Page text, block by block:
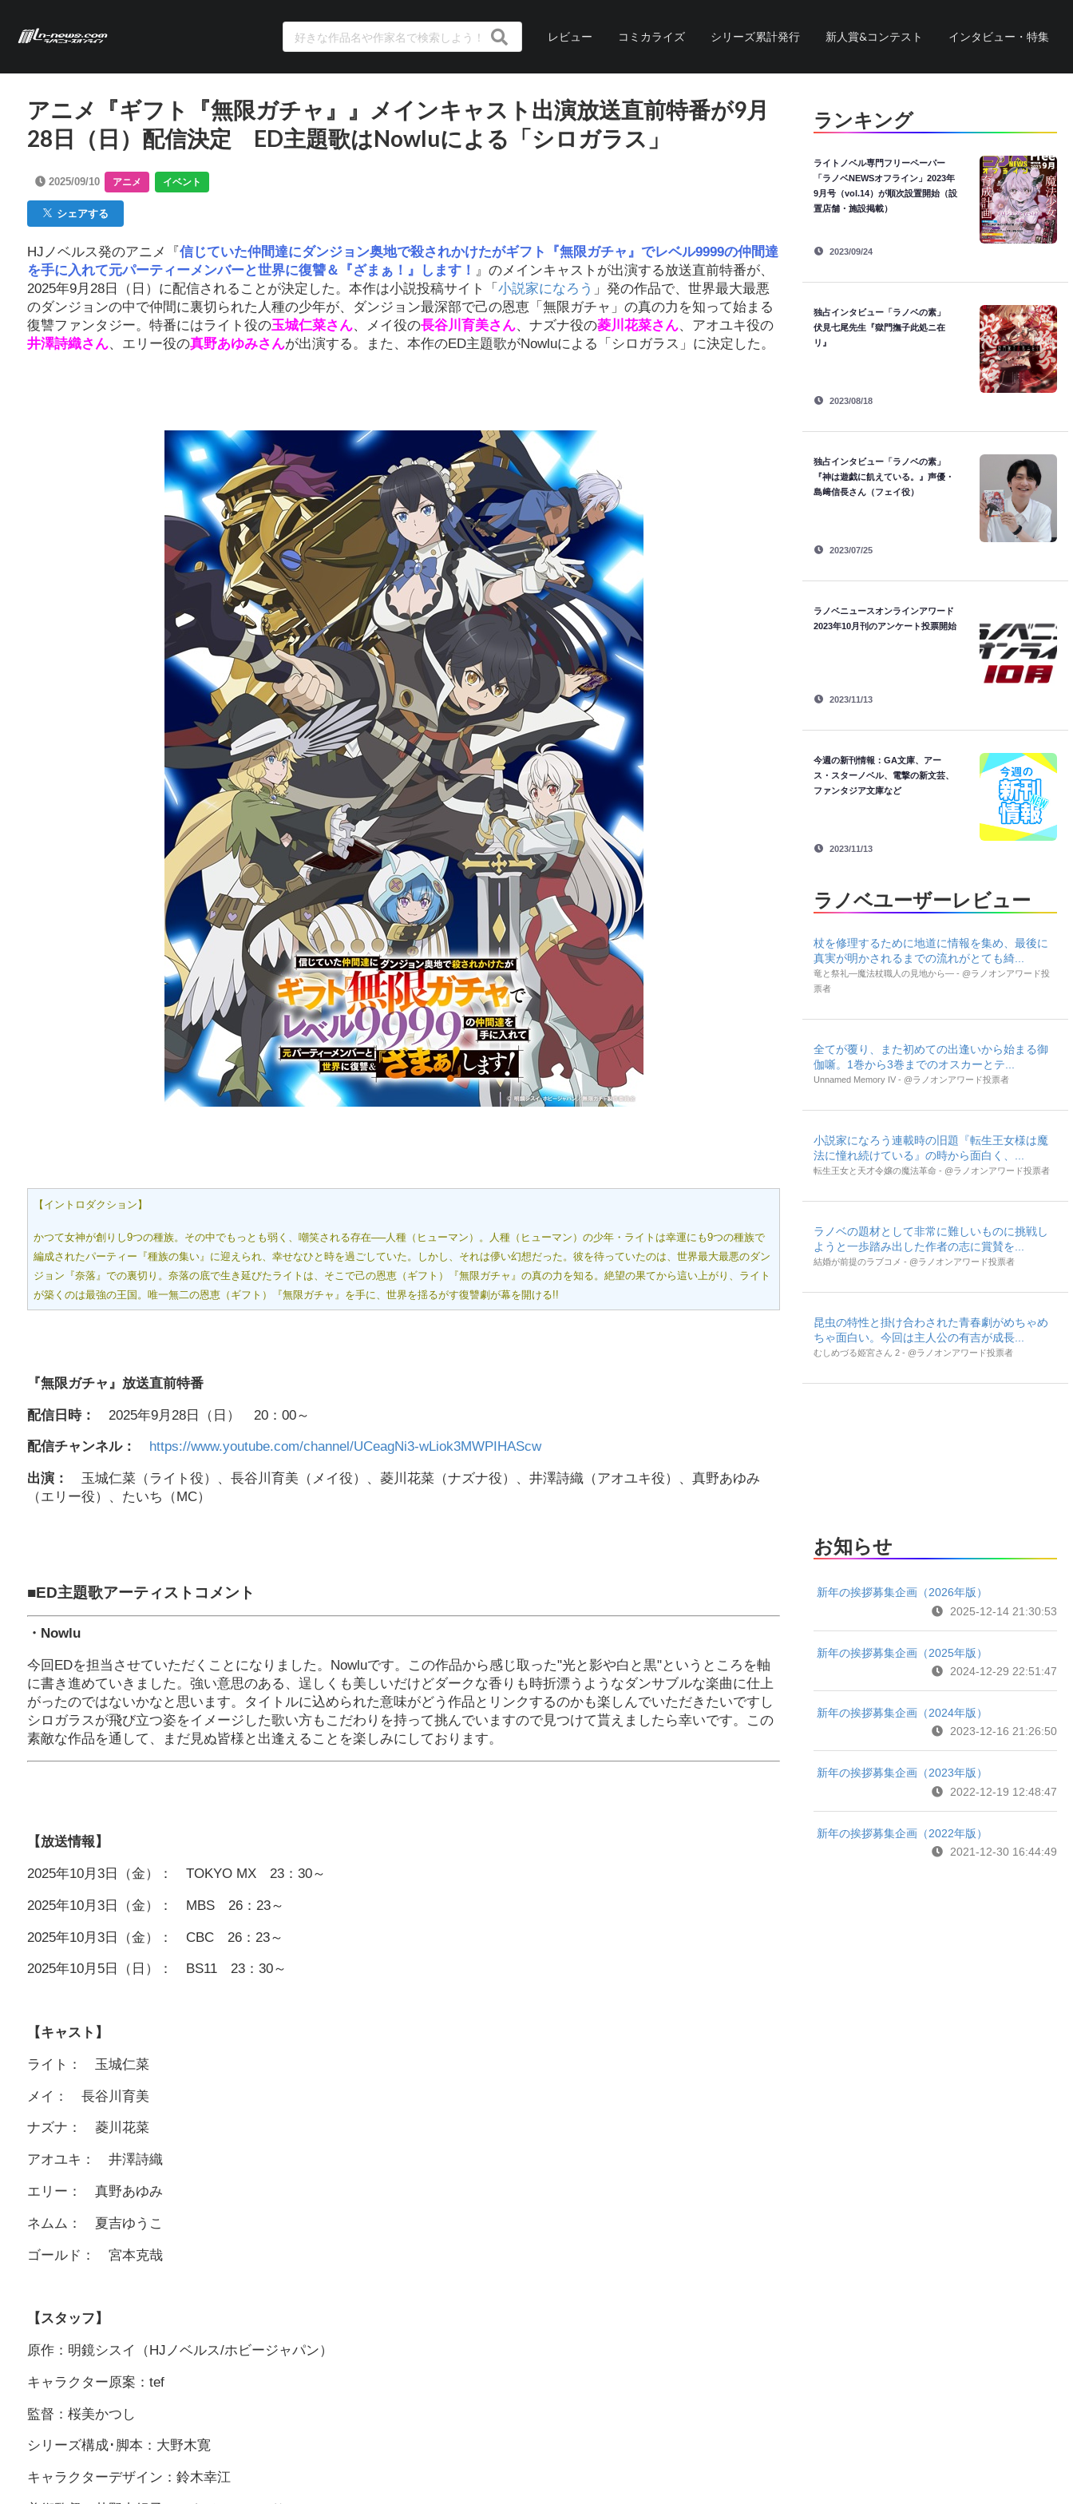
レビュー コミカライズ シリーズ累計発行 新人賞&コンテスト インタビュー・特集
アニメ『ギフト『無限ガチャ』』メインキャスト出演放送直前特番が9月
28日（日）配信決定 ED主題歌はNowluによる「シロガラス」
2025/09/10 アニメ イベント
シェアする
HJノベルス発のアニメ『 信じていた仲間達にダンジョン奥地で殺されかけたがギフト『無限ガチャ』でレベル9999の仲間達
を手に入れて元パーティーメンバーと世界に復讐＆『ざまぁ！』します！ 』のメインキャストが出演する放送直前特番が、
2025年9月28日（日）に配信されることが決定した。本作は小説投稿サイト「 小説家になろう 」発の作品で、世界最大最悪
のダンジョンの中で仲間に裏切られた人種の少年が、ダンジョン最深部で己の恩恵「無限ガチャ」の真の力を知って始まる
復讐ファンタジー。特番にはライト役の玉城仁菜さん、メイ役の長谷川育美さん、ナズナ役の菱川花菜さん、アオユキ役の
井澤詩織さん、エリー役の真野あゆみさんが出演する。また、本作のED主題歌がNowluによる「シロガラス」に決定した。
【イントロダクション】
かつて女神が創りし9つの種族。その中でもっとも弱く、嘲笑される存在──人種（ヒューマン）。人種（ヒューマン）の少年・ライトは幸運にも9つの種族で
編成されたパーティー『種族の集い』に迎えられ、幸せなひと時を過ごしていた。しかし、それは儚い幻想だった。彼を待っていたのは、世界最大最悪のダン
ジョン『奈落』での裏切り。奈落の底で生き延びたライトは、そこで己の恩恵（ギフト）『無限ガチャ』の真の力を知る。絶望の果てから這い上がり、ライト
が築くのは最強の王国。唯一無二の恩恵（ギフト）『無限ガチャ』を手に、世界を揺るがす復讐劇が幕を開ける!!
『無限ガチャ』放送直前特番
配信日時： 2025年9月28日（日） 20：00～
配信チャンネル： https://www.youtube.com/channel/UCeagNi3-wLiok3MWPIHAScw
出演：
玉城仁菜（ライト役）、長谷川育美（メイ役）、菱川花菜（ナズナ役）、井澤詩織（アオユキ役）、真野あゆみ
（エリー役）、たいち（MC）
■ED主題歌アーティストコメント
・Nowlu
今回EDを担当させていただくことになりました。Nowluです。この作品から感じ取った"光と影や白と黒"というところを軸
に書き進めていきました。強い意思のある、逞しくも美しいだけどダークな香りも時折漂うようなダンサブルな楽曲に仕上
がったのではないかなと思います。タイトルに込められた意味がどう作品とリンクするのかも楽しんでいただきたいですし
シロガラスが飛び立つ姿をイメージした歌い方もこだわりを持って挑んでいますので見つけて貰えましたら幸いです。この
素敵な作品を通して、まだ見ぬ皆様と出逢えることを楽しみにしております。
【放送情報】
2025年10月3日（金）： TOKYO MX 23：30～
2025年10月3日（金）： MBS 26：23～
2025年10月3日（金）： CBC 26：23～
2025年10月5日（日）： BS11 23：30～
【キャスト】
ライト： 玉城仁菜
メイ： 長谷川育美
ナズナ： 菱川花菜
アオユキ： 井澤詩織
エリー： 真野あゆみ
ネムム： 夏吉ゆうこ
ゴールド： 宮本克哉
【スタッフ】
原作：明鏡シスイ（HJノベルス/ホビージャパン）
キャラクター原案：tef
監督：桜美かつし
シリーズ構成･脚本：大野木寛
キャラクターデザイン：鈴木幸江
ランキング
ライトノベル専門フリーペーパー
「ラノベNEWSオフライン」2023年
9月号（vol.14）が順次設置開始（設
置店舗・施設掲載）
2023/09/24
独占インタビュー「ラノベの素」
伏見七尾先生『獄門撫子此処ニ在
リ』
2023/08/18
独占インタビュー「ラノベの素」
『神は遊戯に飢えている。』声優・
島﨑信長さん（フェイ役）
2023/07/25
ラノベニュースオンラインアワード
2023年10月刊のアンケート投票開始
2023/11/13
今週の新刊情報：GA文庫、アー
ス・スターノベル、電撃の新文芸、
ファンタジア文庫など
2023/11/13
ラノベユーザーレビュー
杖を修理するために地道に情報を集め、最後に
真実が明かされるまでの流れがとても綺...
竜と祭礼―魔法杖職人の見地から― - @ラノオンアワード投
票者
全てが覆り、また初めての出逢いから始まる御
伽噺。1巻から3巻までのオスカーとテ...
Unnamed Memory IV - @ラノオンアワード投票者
小説家になろう連載時の旧題『転生王女様は魔
法に憧れ続けている』の時から面白く、...
転生王女と天才令嬢の魔法革命 - @ラノオンアワード投票者
ラノベの題材として非常に難しいものに挑戦し
ようと一歩踏み出した作者の志に賞賛を...
結婚が前提のラブコメ - @ラノオンアワード投票者
昆虫の特性と掛け合わされた青春劇がめちゃめ
ちゃ面白い。今回は主人公の有吉が成長...
むしめづる姫宮さん 2 - @ラノオンアワード投票者
お知らせ
新年の挨拶募集企画（2026年版）
2025-12-14 21:30:53
新年の挨拶募集企画（2025年版）
2024-12-29 22:51:47
新年の挨拶募集企画（2024年版）
2023-12-16 21:26:50
新年の挨拶募集企画（2023年版）
2022-12-19 12:48:47
新年の挨拶募集企画（2022年版）
2021-12-30 16:44:49